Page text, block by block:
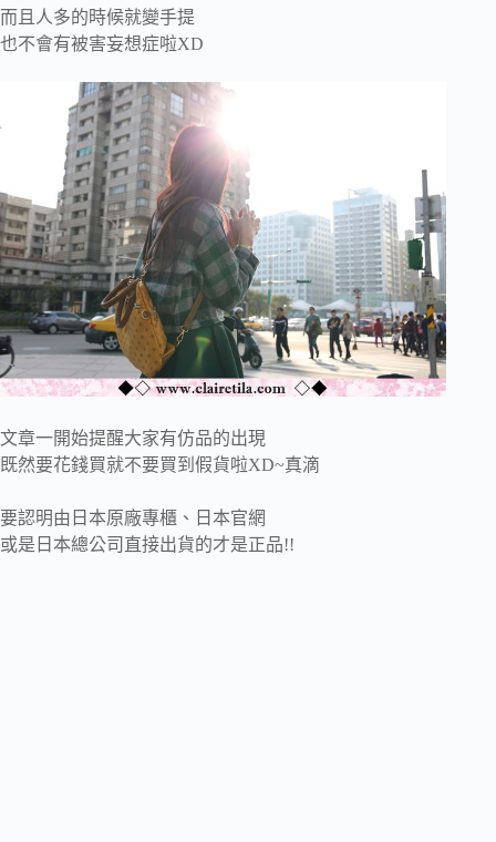
而且人多的時候就變手提
也不會有被害妄想症啦XD
文章一開始提醒大家有仿品的出現
既然要花錢買就不要買到假貨啦XD~真滴
要認明由日本原廠專櫃、日本官網
或是日本總公司直接出貨的才是正品!!